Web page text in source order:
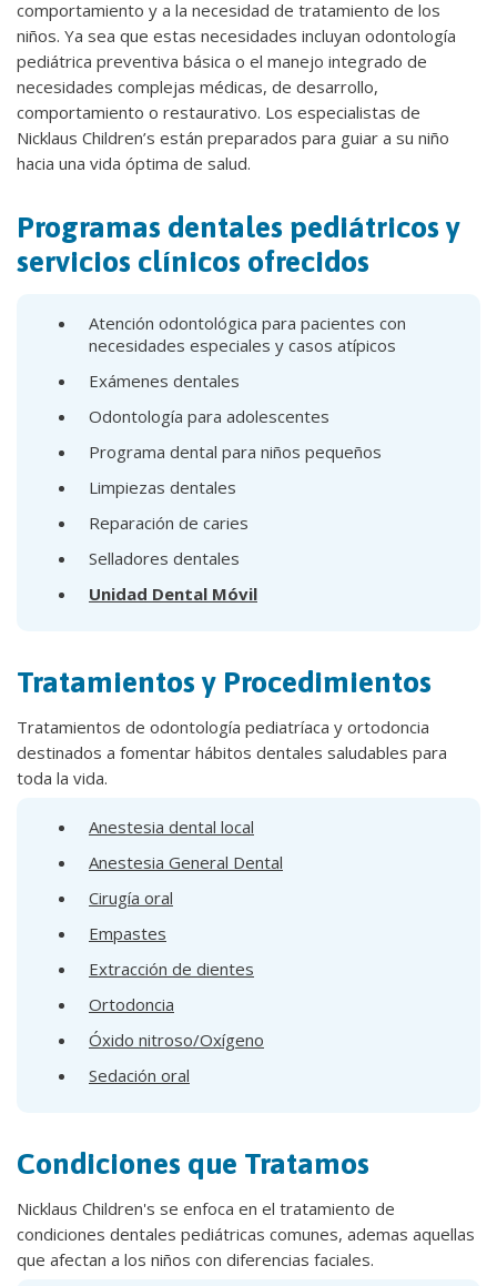
comportamiento y a la necesidad de tratamiento de los
niños. Ya sea que estas necesidades incluyan odontología
pediátrica preventiva básica o el manejo integrado de
necesidades complejas médicas, de desarrollo,
comportamiento o restaurativo. Los especialistas de
Nicklaus Children’s están preparados para guiar a su niño
hacia una vida óptima de salud.
Programas dentales pediátricos y
servicios clínicos ofrecidos
Atención odontológica para pacientes con
necesidades especiales y casos atípicos
Exámenes dentales
Odontología para adolescentes
​Programa dental para niños pequeños
Limpiezas dentales
Reparación de caries
Selladores dentales
Unidad Dental Móvil
Tratamientos y Procedimientos
Tratamientos de odontología pediatríaca y ortodoncia
destinados a fomentar hábitos dentales saludables para
toda la vida.
Anestesia dental local
Anestesia General Dental
Cirugía oral
Empastes
Extracción de dientes
Ortodoncia
Óxido nitroso/Oxígeno
Sedación oral
Condiciones que Tratamos
Nicklaus Children's se enfoca en el tratamiento de
condiciones dentales pediátricas comunes, ademas aquellas
que afectan a los niños con diferencias faciales.